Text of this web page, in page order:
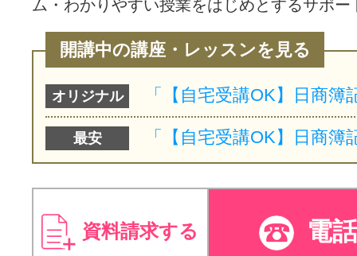
ム・わかりやすい授業をはじめとするサポ
開講中の講座・レッスンを見る
オリジナル
最安
資料請求する 電